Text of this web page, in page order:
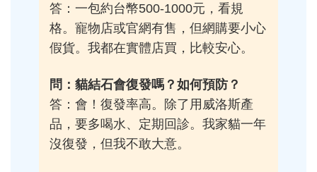
答：一包約台幣500-1000元，看規
格。寵物店或官網有售，但網購要小心
假貨。我都在實體店買，比較安心。
問：貓結石會復發嗎？如何預防？
答：會！復發率高。除了用威洛斯產
品，要多喝水、定期回診。我家貓一年
沒復發，但我不敢大意。